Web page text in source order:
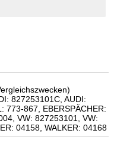
827253101C, AUDI:
773-867, EBERSPÄCHER:
VW: 827253101, VW:
04158, WALKER: 04168